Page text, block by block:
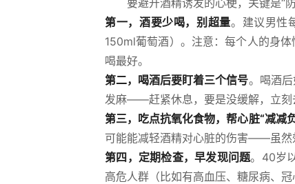
要避开酒精诱发的心梗，关键是“防
第一，酒要少喝，别超量。建议男性
150ml葡萄酒）。注意：每个人的身
喝最好。
第二，喝酒后要盯着三个信号。喝酒
发麻——赶紧休息，要是没缓解，立刻
第三，吃点抗氧化食物，帮心脏“减减
可能能减轻酒精对心脏的伤害——虽然
第四，定期检查，早发现问题。40岁
高危人群（比如有高血压、糖尿病、